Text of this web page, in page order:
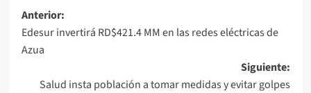
Anterior:
Edesur invertirá RD$421.4 MM en las redes eléctricas de
Azua
Siguiente:
Salud insta población a tomar medidas y evitar golpes